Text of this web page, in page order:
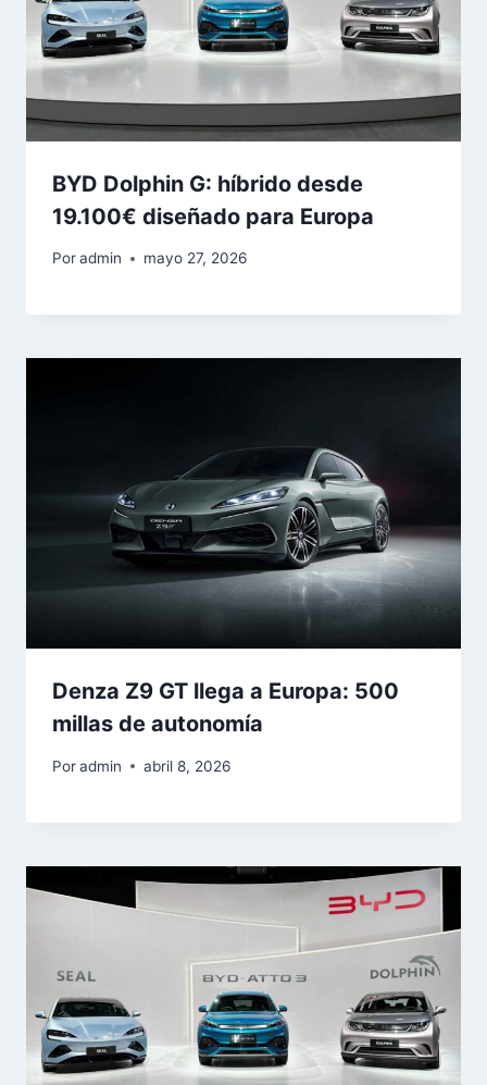
BYD Dolphin G: híbrido desde
19.100€ diseñado para Europa
Poradmin mayo 27, 2026
Denza Z9 GT llega a Europa: 500
millas de autonomía
Poradmin abril 8, 2026